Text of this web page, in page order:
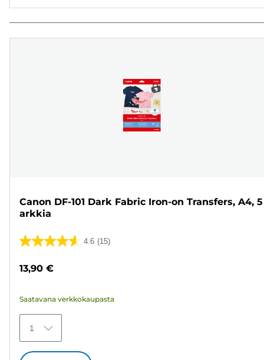
Canon DF-101 Dark Fabric Iron-on Transfers, A4, 5
arkkia
4.6 (15)
4.6/5
15
13,90 €
Saatavana verkkokaupasta
1